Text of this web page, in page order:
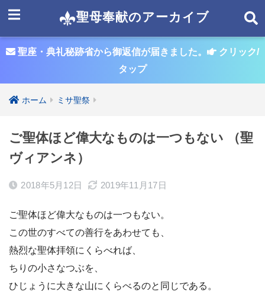
聖母奉献のアーカイブ
聖座・典礼秘跡省から御返信が届きました。
クリック/
タップ
ホーム ミサ聖祭
ご聖体ほど偉大なものは一つもない （聖
ヴィアンネ）
2018年5月12日 2019年11月17日
ご聖体ほど偉大なものは一つもない。
この世のすべての善行をあわせても、
熱烈な聖体拝領にくらべれば、
ちりの小さなつぶを、
ひじょうに大きな山にくらべるのと同じである。